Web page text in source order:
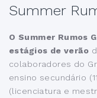
Summer
O Summer Rumos
estágios de verão
colaboradores do
ensino secundário
(licenciatura e